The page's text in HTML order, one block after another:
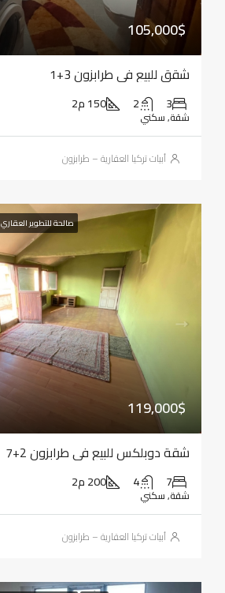
105,000$
شقق للبيع في طرابزون 3+1
3
2 150 م2
شقة, سكني
أبيات تركيا العقارية – طرابزون
صالحة للتطوير العقاري
119,000$
شقة دوبلكس للبيع في طرابزون 2+7
7
4 200 م2
شقة, سكني
أبيات تركيا العقارية – طرابزون